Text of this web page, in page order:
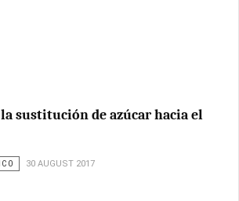
sustitución de azúcar hacia el
30 AUGUST 2017